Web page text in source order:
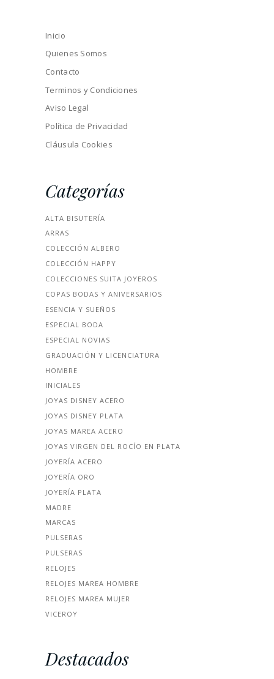
Inicio
Quienes Somos
Contacto
Terminos y Condiciones
Aviso Legal
Política de Privacidad
Cláusula Cookies
Categorías
ALTA BISUTERÍA
ARRAS
COLECCIÓN ALBERO
COLECCIÓN HAPPY
COLECCIONES SUITA JOYEROS
COPAS BODAS Y ANIVERSARIOS
ESENCIA Y SUEÑOS
ESPECIAL BODA
ESPECIAL NOVIAS
GRADUACIÓN Y LICENCIATURA
HOMBRE
INICIALES
JOYAS DISNEY ACERO
JOYAS DISNEY PLATA
JOYAS MAREA ACERO
JOYAS VIRGEN DEL ROCÍO EN PLATA
JOYERÍA ACERO
JOYERÍA ORO
JOYERÍA PLATA
MADRE
MARCAS
PULSERAS
PULSERAS
RELOJES
RELOJES MAREA HOMBRE
RELOJES MAREA MUJER
VICEROY
Destacados